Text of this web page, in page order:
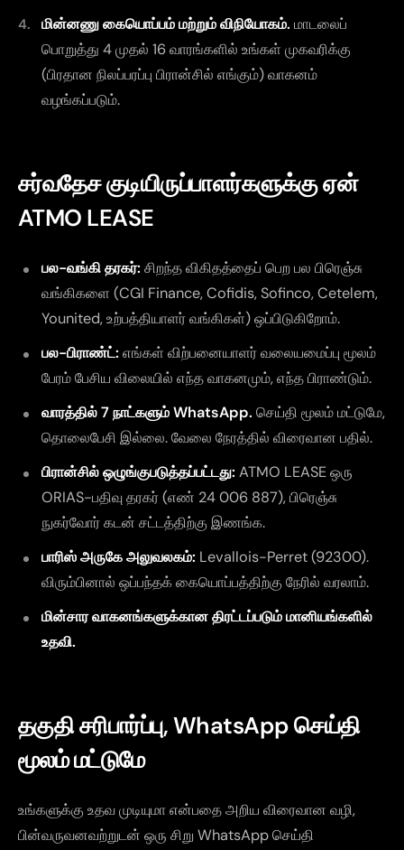
மின்னணு கையொப்பம் மற்றும் விநியோகம். மாடலைப்
பொறுத்து 4 முதல் 16 வாரங்களில் உங்கள் முகவரிக்கு
(பிரதான நிலப்பரப்பு பிரான்சில் எங்கும்) வாகனம்
வழங்கப்படும்.
சர்வதேச குடியிருப்பாளர்களுக்கு ஏன்
ATMO LEASE
பல-வங்கி தரகர்: சிறந்த விகிதத்தைப் பெற பல பிரெஞ்சு
வங்கிகளை (CGI Finance, Cofidis, Sofinco, Cetelem,
Younited, உற்பத்தியாளர் வங்கிகள்) ஒப்பிடுகிறோம்.
பல-பிராண்ட்: எங்கள் விற்பனையாளர் வலையமைப்பு மூலம்
பேரம் பேசிய விலையில் எந்த வாகனமும், எந்த பிராண்டும்.
வாரத்தில் 7 நாட்களும் WhatsApp. செய்தி மூலம் மட்டுமே,
தொலைபேசி இல்லை. வேலை நேரத்தில் விரைவான பதில்.
பிரான்சில் ஒழுங்குபடுத்தப்பட்டது: ATMO LEASE ஒரு
ORIAS-பதிவு தரகர் (எண் 24 006 887), பிரெஞ்சு
நுகர்வோர் கடன் சட்டத்திற்கு இணங்க.
பாரிஸ் அருகே அலுவலகம்: Levallois-Perret (92300).
விரும்பினால் ஒப்பந்தக் கையொப்பத்திற்கு நேரில் வரலாம்.
மின்சார வாகனங்களுக்கான திரட்டப்படும் மானியங்களில்
உதவி.
தகுதி சரிபார்ப்பு, WhatsApp செய்தி
மூலம் மட்டுமே
உங்களுக்கு உதவ முடியுமா என்பதை அறிய விரைவான வழி,
பின்வருவனவற்றுடன் ஒரு சிறு WhatsApp செய்தி